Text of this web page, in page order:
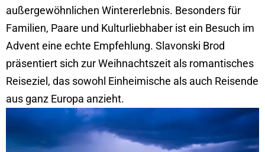
außergewöhnlichen Wintererlebnis. Besonders für
Familien, Paare und Kulturliebhaber ist ein Besuch im
Advent eine echte Empfehlung. Slavonski Brod
präsentiert sich zur Weihnachtszeit als romantisches
Reiseziel, das sowohl Einheimische als auch Reisende
aus ganz Europa anzieht.